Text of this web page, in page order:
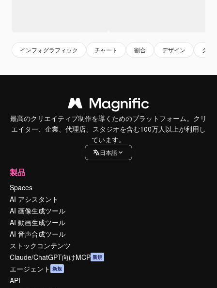
インフォグラフィック チャート 割合 デザイン グラ
最高のクリエイティブ制作を導くためのプラットフォーム。クリ
エイター、企業、代理店、スタジオを含む100万人以上が利用し
ています。
日本語
製品
Spaces
AI アシスタント
AI 画像生成ツール
AI 動画生成ツール
AI 音声合成ツール
ストックコンテンツ
Claude/ChatGPT向けMCP 新規
エージェント 新規
API